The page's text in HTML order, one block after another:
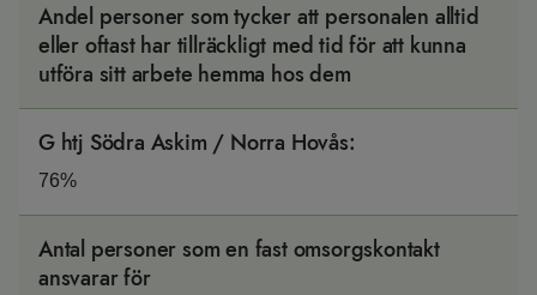
Andel personer som tycker att personalen alltid
eller oftast har tillräckligt med tid för att kunna
utföra sitt arbete hemma hos dem
G htj Södra Askim / Norra Hovås:
76%
Antal personer som en fast omsorgskontakt
ansvarar för